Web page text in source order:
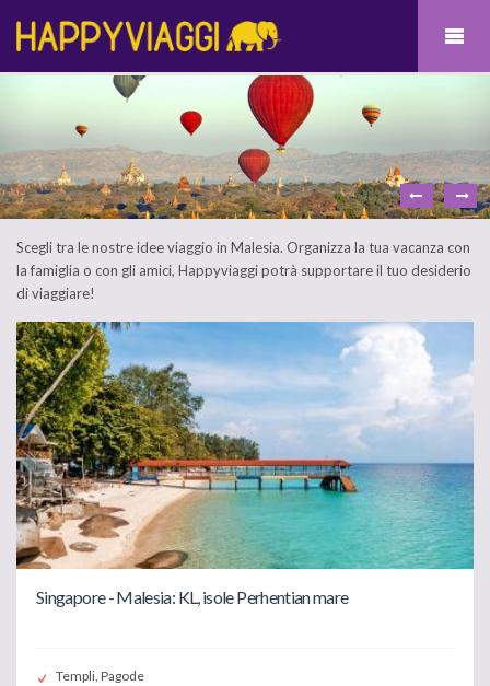
Scegli tra le nostre idee viaggio in Malesia. Organizza la tua vacanza con
la famiglia o con gli amici, Happyviaggi potrà supportare il tuo desiderio
di viaggiare!
Singapore - Malesia: KL, isole Perhentian mare
Templi, Pagode